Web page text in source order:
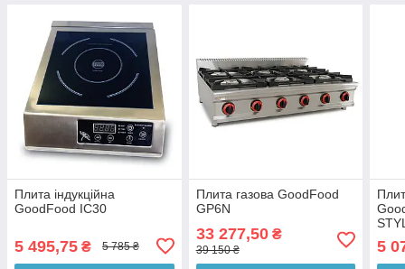
Плита індукційна
GoodFood IC30
5 495,75 ₴ 5 785 ₴
Плита газова GoodFood
GP6N
33 277,50₴
39 150 ₴ 5